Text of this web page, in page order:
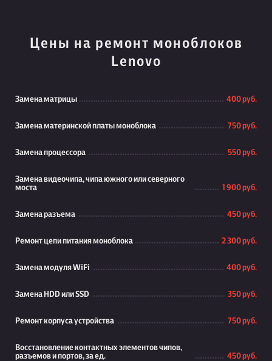
Цены на ремонт моноблоков
Lenovo
Замена матрицы 400 руб.
Замена материнской платы моноблока 750 руб.
Замена процессора 550 руб.
Замена видеочипа, чипа южного или северного
моста
1 900 руб.
Замена разъема 450 руб.
Ремонт цепи питания моноблока 2 300 руб.
Замена модуля WiFi 400 руб.
Замена HDD или SSD 350 руб.
Ремонт корпуса устройства 750 руб.
Восстановление контактных элементов чипов,
разъемов и портов, за ед.
450 руб.